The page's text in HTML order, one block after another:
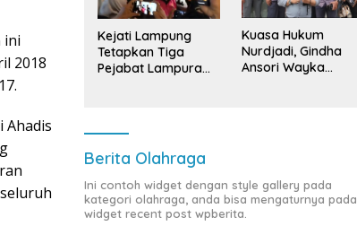
ini
2018
Ahadis
Kejati Lampung
Tetapkan Tiga
Pejabat Lampura
Kuasa Hukum
Nurdjadi, Gindha
Ansori Wayka
Berita Olahraga
Ini contoh widget dengan style gallery pada
kategori olahraga, anda bisa mengaturnya pada
widget recent post wpberita.